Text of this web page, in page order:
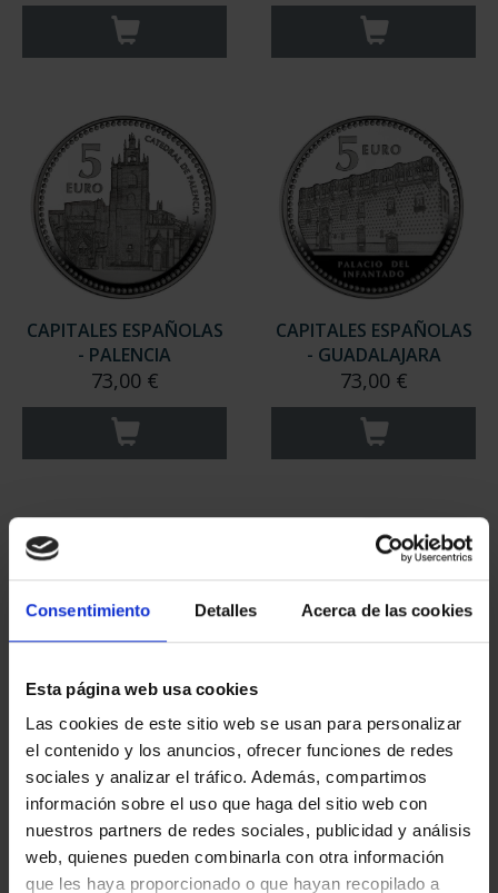
Consentimiento Detalles Acerca de las cookies
Esta página web usa cookies
Las cookies de este sitio web se usan para personalizar
el contenido y los anuncios, ofrecer funciones de redes
sociales y analizar el tráfico. Además, compartimos
información sobre el uso que haga del sitio web con
nuestros partners de redes sociales, publicidad y análisis
web, quienes pueden combinarla con otra información
que les haya proporcionado o que hayan recopilado a
CAPITALES ESPAÑOLAS
- PALENCIA
73,00 €
CAPITALES ESPAÑOLAS
- GUADALAJARA
73,00 €
CAPITALES ESPAÑOLAS
- PONTEVEDRA
73,00 €
CAPITALES ESPAÑOLAS
- HUELVA
73,00 €